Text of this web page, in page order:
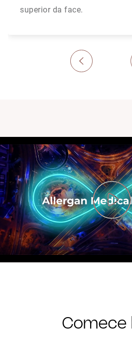
superior da face.
Comece